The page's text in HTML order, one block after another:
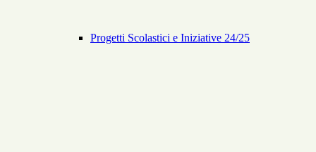
Progetti Scolastici e Iniziative 24/25